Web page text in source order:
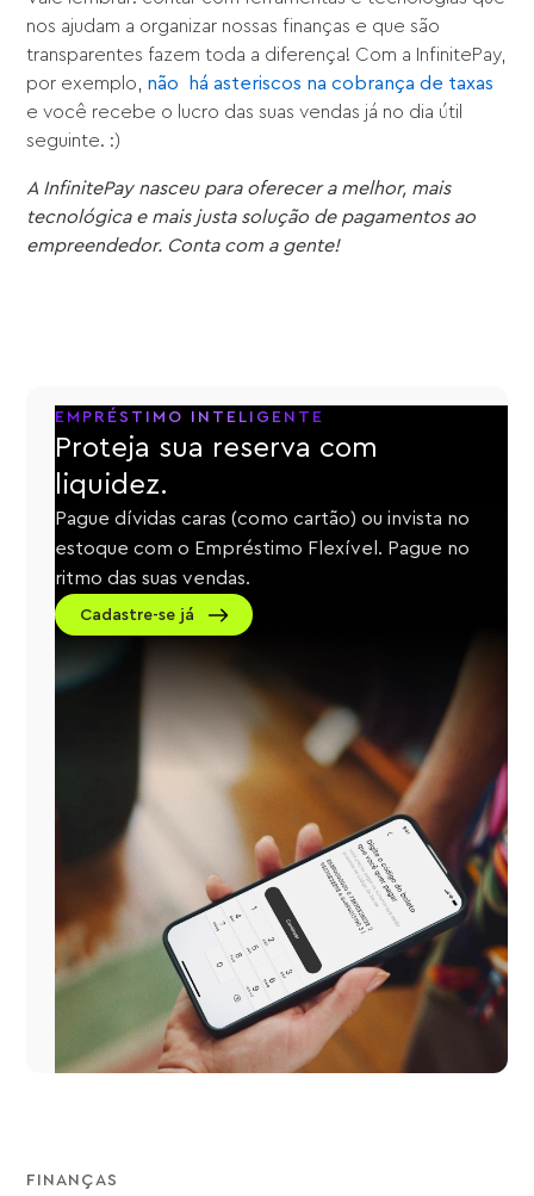
nos ajudam a organizar nossas finanças e que são
transparentes fazem toda a diferença! Com a InfinitePay,
por exemplo, não há asteriscos na cobrança de taxas
e você recebe o lucro das suas vendas já no dia útil
seguinte. :)
A InfinitePaynasceu para oferecer a melhor, mais
tecnológica e mais justa solução de pagamentos ao
empreendedor. Conta com a gente!
EMPRÉSTIMO INTELIGENTE
Proteja sua reserva com
liquidez.
Pague dívidas caras (como cartão) ou invista no
estoque com o Empréstimo Flexível. Pague no
ritmo das suas vendas.
Cadastre-se já
FINANÇAS